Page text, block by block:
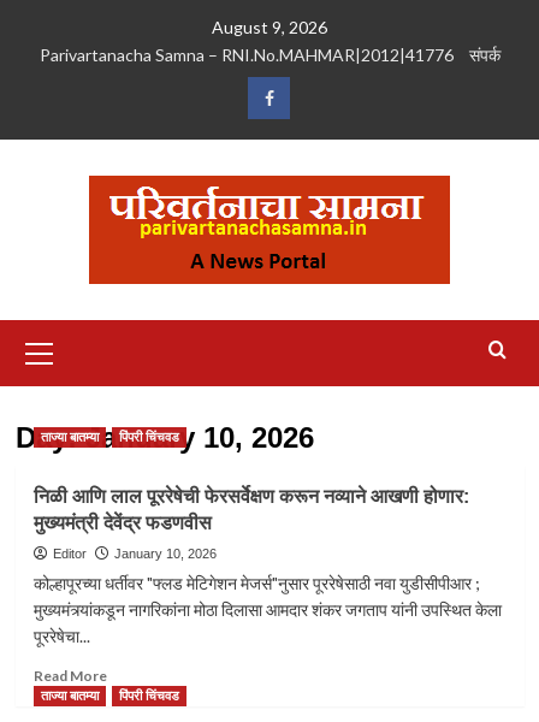
August 9, 2026
Parivartanacha Samna – RNI.No.MAHMAR|2012|41776
संपर्क
Facebook
Menu
Day:January 10, 2026
ताज्या बातम्या पिंपरी चिंचवड
निळी आणि लाल पूररेषेची फेरसर्वेक्षण करून नव्याने आखणी होणार:
मुख्यमंत्री देवेंद्र फडणवीस
Editor January 10, 2026
कोल्हापूरच्या धर्तीवर "फ्लड मेटिगेशन मेजर्स"नुसार पूररेषेसाठी नवा युडीसीपीआर ;
मुख्यमंत्र्यांकडून नागरिकांना मोठा दिलासा आमदार शंकर जगताप यांनी उपस्थित केला
पूररेषेचा...
Read MoreRead
more
ताज्या बातम्या पिंपरी चिंचवड